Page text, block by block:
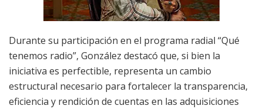
Durante su participación en el programa radial “Qué
tenemos radio”, González destacó que, si bien la
iniciativa es perfectible, representa un cambio
estructural necesario para fortalecer la transparencia,
eficiencia y rendición de cuentas en las adquisiciones